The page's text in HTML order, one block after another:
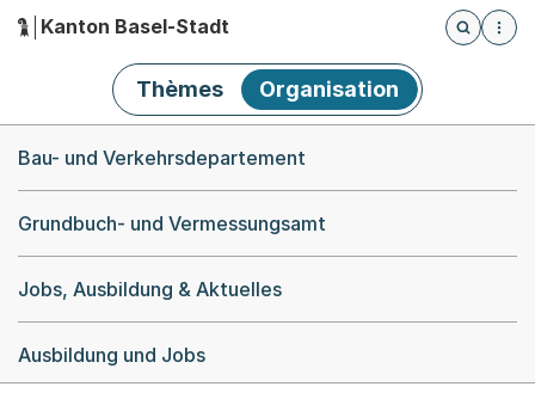
Hauptnavigation
Kanton Basel-Stadt
Öffnet
Thèmes Organisation
Bau- und Verkehrsdepartement
Grundbuch- und Vermessungsamt
Jobs, Ausbildung & Aktuelles
Ausbildung und Jobs